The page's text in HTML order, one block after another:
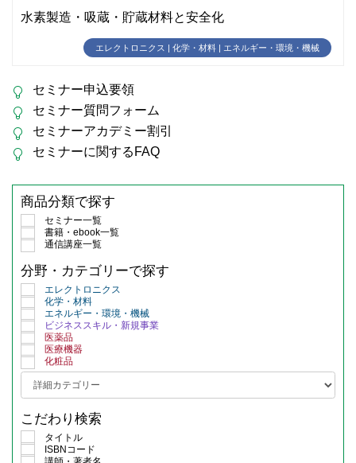
水素製造・吸蔵・貯蔵材料と安全化
エレクトロニクス | 化学・材料 | エネルギー・環境・機械
セミナー申込要領
セミナー質問フォーム
セミナーアカデミー割引
セミナーに関するFAQ
商品分類で探す
セミナー一覧
書籍・ebook一覧
通信講座一覧
分野・カテゴリーで探す
エレクトロニクス
化学・材料
エネルギー・環境・機械
ビジネススキル・新規事業
医薬品
医療機器
化粧品
こだわり検索
タイトル
ISBNコード